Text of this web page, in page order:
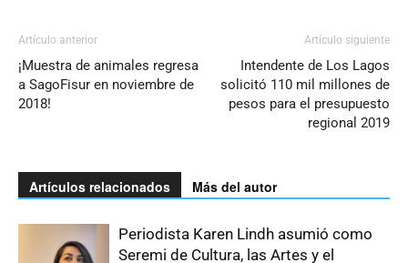
Artículo anterior
¡Muestra de animales regresa
a SagoFisur en noviembre de
2018!
Artículo siguiente
Intendente de Los Lagos
solicitó 110 mil millones de
pesos para el presupuesto
regional 2019
Artículos relacionados Más del autor
Periodista Karen Lindh asumió como
Seremi de Cultura, las Artes y el